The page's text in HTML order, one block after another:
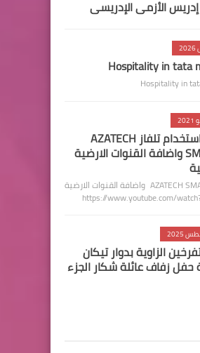
إدريس الأزمي الإدريسي
Hospitality in tata
Hospitality in
طريقة استخدام تلفاز AZATECH
SMART TV واضافة القنوات الارضية
طريقة استخدام تلفاز AZATECH SMART TV واضافة القنوات الارضية
الزاوية بدوار تيكان
حفل زفاف عائلة شكار الجزء